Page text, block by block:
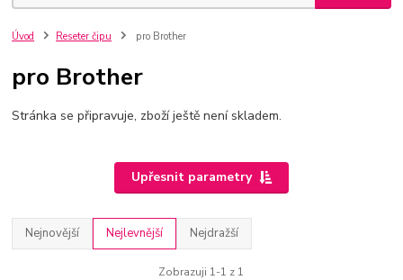
Úvod Reseter čipu pro Brother
pro Brother
Stránka se připravuje, zboží ještě není skladem.
Upřesnit parametry
Nejnovější Nejlevnější Nejdražší
Zobrazuji 1-1 z 1